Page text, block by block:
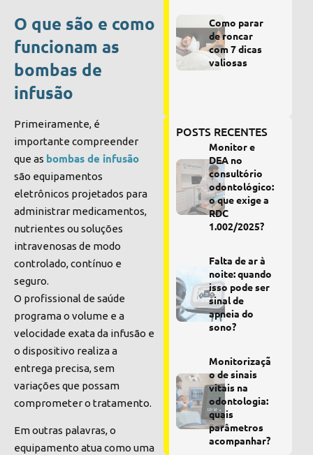
O que são e como
funcionam as
bombas de
infusão
Primeiramente, é
importante compreender
que as bombas de infusão
são equipamentos
eletrônicos projetados para
administrar medicamentos,
nutrientes ou soluções
intravenosas de modo
controlado, contínuo e
seguro.
O profissional de saúde
programa o volume e a
velocidade exata da infusão e
o dispositivo realiza a
entrega precisa, sem
variações que possam
comprometer o tratamento.
Em outras palavras, o
equipamento atua como uma
Como parar
de roncar
com 7 dicas
valiosas
POSTS RECENTES
Monitor e
DEA no
consultório
odontológico:
o que exige a
RDC
1.002/2025?
Falta de ar à
noite: quando
isso pode ser
sinal de
apneia do
sono?
Monitorizaçã
o de sinais
vitais na
odontologia:
quais
parâmetros
acompanhar?